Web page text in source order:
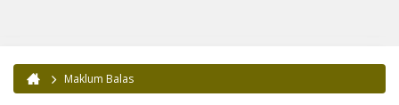
Anda di sini
Maklum Balas